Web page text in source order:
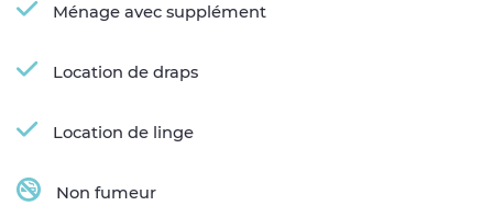
Ménage avec supplément
Location de draps
Location de linge
Non fumeur